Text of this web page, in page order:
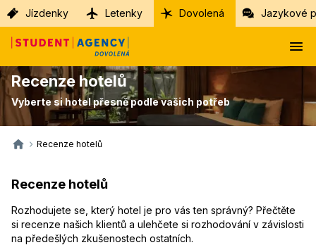
Jízdenky Letenky Dovolená Jazykové
Recenze hotelů
Vyberte si hotel přesně podle vašich potřeb
Recenze hotelů
Recenze hotelů
Rozhodujete se, který hotel je pro vás ten správný? Přečtěte
si recenze našich klientů a ulehčete si rozhodování v závislosti
na předešlých zkušenostech ostatních.